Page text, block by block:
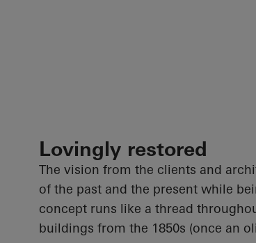
Lovingly restored
The vision from the clients and
of the past and the present while
concept runs like a thread
buildings from the 1850s (once an